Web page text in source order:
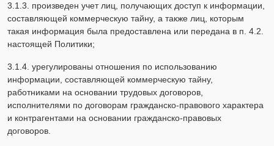
3.1.3. произведен учет лиц, получающих доступ к информации,
составляющей коммерческую тайну, а также лиц, которым
такая информация была предоставлена или передана в п. 4.2.
настоящей Политики;
3.1.4. урегулированы отношения по использованию
информации, составляющей коммерческую тайну,
работниками на основании трудовых договоров,
исполнителями по договорам гражданско-правового характера
и контрагентами на основании гражданско-правовых
договоров.